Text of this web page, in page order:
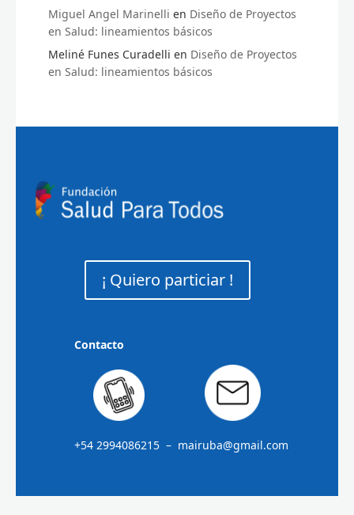
Miguel Angel Marinelli en Diseño de Proyectos
en Salud: lineamientos básicos
Meliné Funes Curadelli en Diseño de Proyectos
en Salud: lineamientos básicos
¡ Quiero particiar !
Contacto
+54 2994086215 – mairuba@gmail.com